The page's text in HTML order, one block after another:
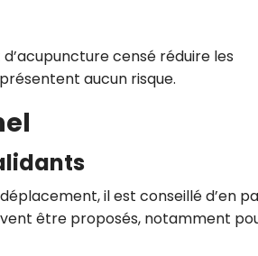
censé réduire les
aucun risque.
il est conseillé d’en
être proposés, notamment